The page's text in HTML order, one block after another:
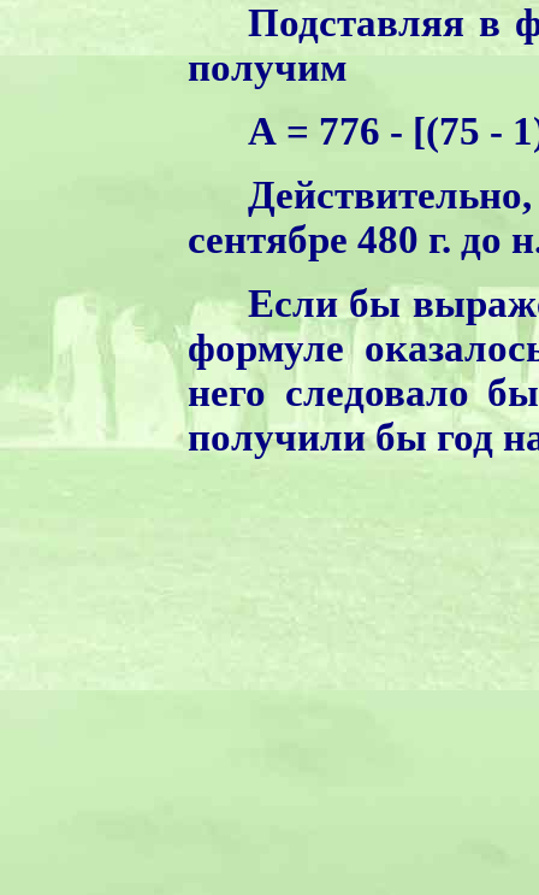
Подставляя в
получим
А = 776 - [(75 -
сентябре 480 г. до
Если бы
формуле
него следовало
получили бы год